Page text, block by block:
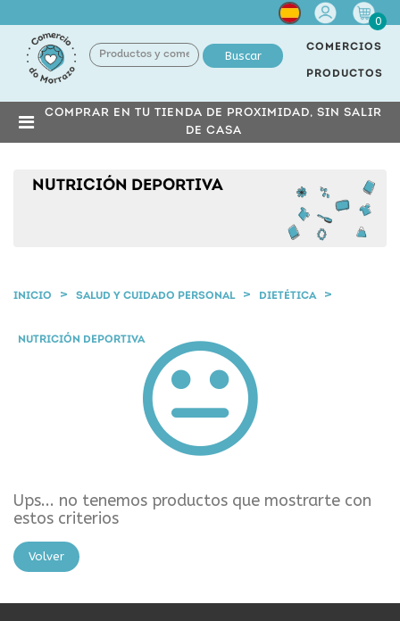
Cuenta
0
Buscar
COMERCIOS
PRODUCTOS
COMPRAR EN TU TIENDA DE PROXIMIDAD, SIN SALIR
DE CASA
NUTRICIÓN DEPORTIVA
INICIO SALUD Y CUIDADO PERSONAL DIETÉTICA
NUTRICIÓN DEPORTIVA
Ups... no tenemos productos que mostrarte con
estos criterios
Volver